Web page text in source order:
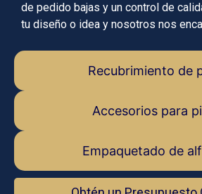
Recubrimiento de
Accesorios para
Empaquetado de
de pedido bajas y un control de
tu diseño o idea y nosotros nos